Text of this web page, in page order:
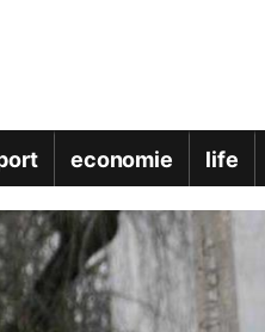
economie life